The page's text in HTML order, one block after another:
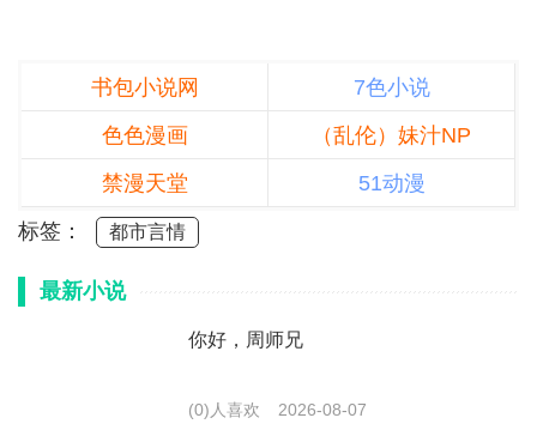
书包小说网
7色小说
色色漫画
（乱伦）妹汁NP
禁漫天堂
51动漫
标签：
都市言情
最新小说
你好，周师兄
(0)人喜欢 2026-08-07